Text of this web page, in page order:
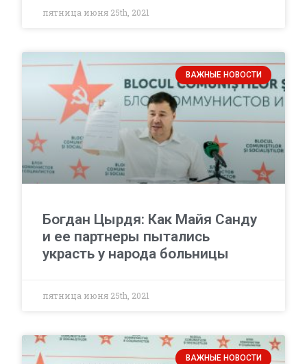
пятница июня 25th, 2021
ВАЖНЫЕ НОВОСТИ
Богдан Цырдя: Как Майя Санду
и ее партнеры пытались
украсть у народа больницы
пятница июня 25th, 2021
ВАЖНЫЕ НОВОСТИ